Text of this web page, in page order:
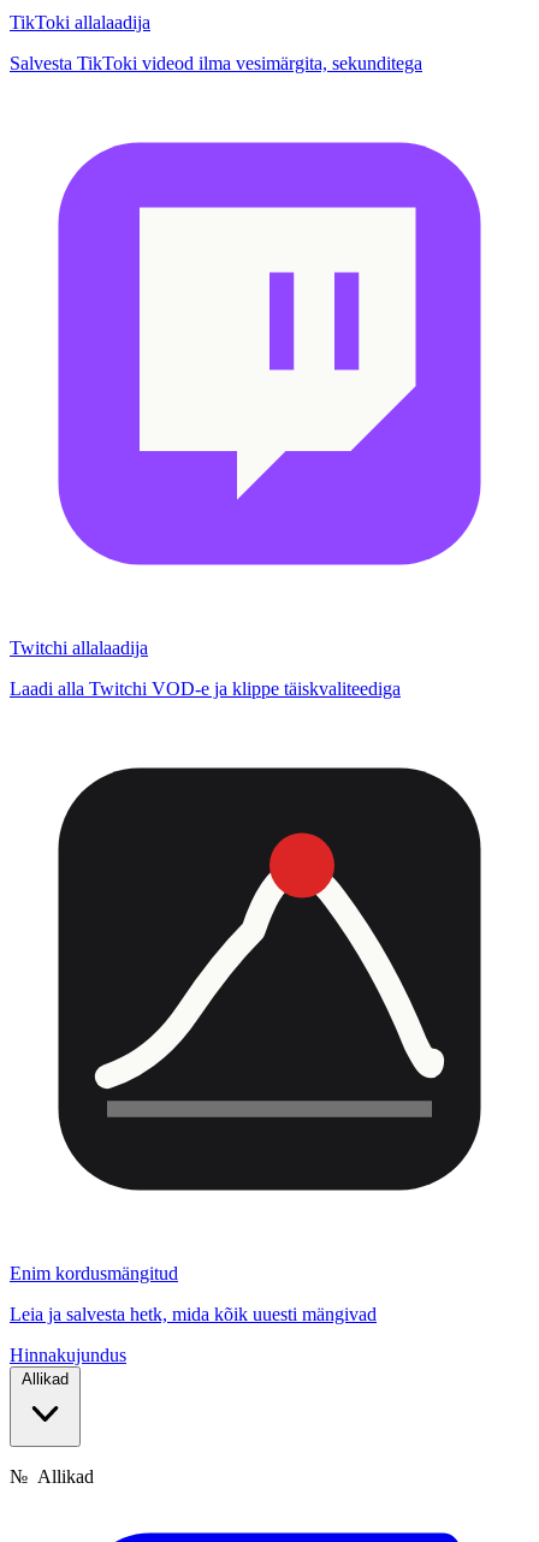
TikToki allalaadija
Salvesta TikToki videod ilma vesimärgita, sekunditega
Twitchi allalaadija
Laadi alla Twitchi VOD-e ja klippe täiskvaliteediga
Enim kordusmängitud
Leia ja salvesta hetk, mida kõik uuesti mängivad
Hinnakujundus
Allikad
№ Allikad